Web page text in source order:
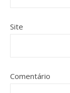
Site
Comentário